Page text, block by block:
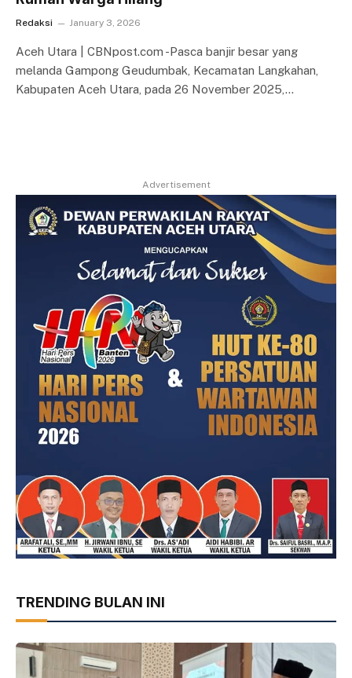
Redaksi January 3, 2026
Aceh Utara | CBNpost.com -Pasca banjir besar yang
melanda Gampong Geudumbak, Kecamatan Langkahan,
Kabupaten Aceh Utara, pada 26 November 2025,…
Advertisement
TRENDING BULAN INI